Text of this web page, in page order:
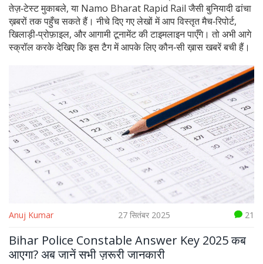
तेज़‑टेस्ट मुकाबले, या Namo Bharat Rapid Rail जैसी बुनियादी ढांचा
ख़बरों तक पहुँच सकते हैं। नीचे दिए गए लेखों में आप विस्तृत मैच‑रिपोर्ट,
खिलाड़ी‑प्रोफ़ाइल, और आगामी टूनामेंट की टाइमलाइन पाएँगे। तो अभी आगे
स्क्रॉल करके देखिए कि इस टैग में आपके लिए कौन‑सी ख़ास खबरें बची हैं।
Anuj Kumar 27 सितंबर 2025 21
Bihar Police Constable Answer Key 2025 कब
आएगा? अब जानें सभी ज़रूरी जानकारी